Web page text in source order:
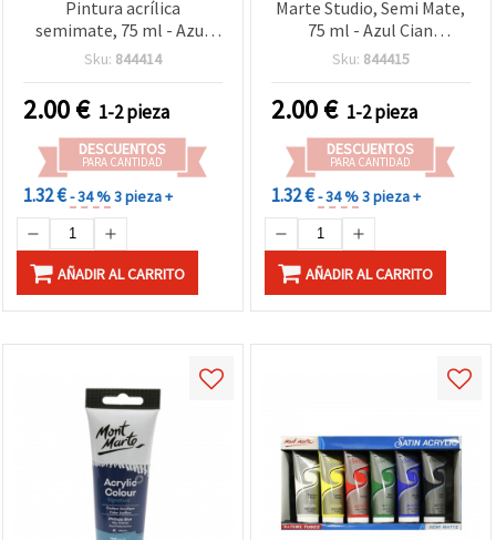
Pintura acrílica
semimate, 75 ml - Azul
cerúleo
Sku: 844414
2.00€ 1-2 pieza
DESCUENTOS
PARA CANTIDAD
1.32 €- 34 %3 pieza +
AÑADIR AL CARRITO
Marte Studio, Semi Mate,
75 ml - Azul Cian
Profundo
Sku: 844415
2.00€ 1-2 pieza
DESCUENTOS
PARA CANTIDAD
1.32 €- 34 %3 pieza +
AÑADIR AL CARRITO